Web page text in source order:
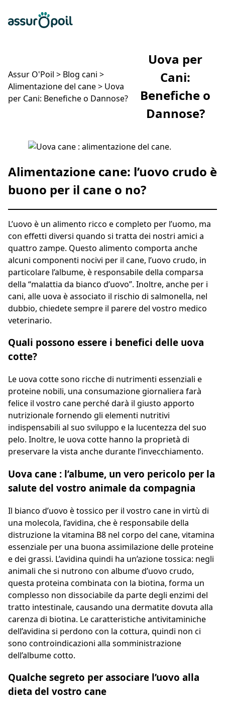
Assur O'Poil
Assur O'Poil > Blog cani >
Alimentazione del cane> Uova
per Cani: Benefiche o Dannose?
Uova per
Cani:
Benefiche o
Dannose?
Uova per Cani: Benefiche o Dannose?
Alimentazione cane: l’uovo crudo è
buono per il cane o no?
L’uovo è un alimento ricco e completo per l’uomo, ma
con effetti diversi quando si tratta dei nostri amici a
quattro zampe. Questo alimento comporta anche
alcuni componenti nocivi per il cane, l’uovo crudo, in
particolare l’albume, è responsabile della comparsa
della “malattia da bianco d’uovo”. Inoltre, anche per i
cani, alle uova è associato il rischio di salmonella, nel
dubbio, chiedete sempre il parere del vostro medico
veterinario.
Quali possono essere i benefici delle uova
cotte?
Le uova cotte sono ricche di nutrimenti essenziali e
proteine nobili, una consumazione giornaliera farà
felice il vostro cane perché darà il giusto apporto
nutrizionale fornendo gli elementi nutritivi
indispensabili al suo sviluppo e la lucentezza del suo
pelo. Inoltre, le uova cotte hanno la proprietà di
preservare la vista anche durante l’invecchiamento.
Uova cane : l’albume, un vero pericolo per la
salute del vostro animale da compagnia
Il bianco d’uovo è tossico per il vostro cane in virtù di
una molecola, l’avidina, che è responsabile della
distruzione la vitamina B8 nel corpo del cane, vitamina
essenziale per una buona assimilazione delle proteine
e dei grassi. L’avidina quindi ha un’azione tossica: negli
animali che si nutrono con albume d’uovo crudo,
questa proteina combinata con la biotina, forma un
complesso non dissociabile da parte degli enzimi del
tratto intestinale, causando una dermatite dovuta alla
carenza di biotina. Le caratteristiche antivitaminiche
dell’avidina si perdono con la cottura, quindi non ci
sono controindicazioni alla somministrazione
dell’albume cotto.
Qualche segreto per associare l’uovo alla
dieta del vostro cane